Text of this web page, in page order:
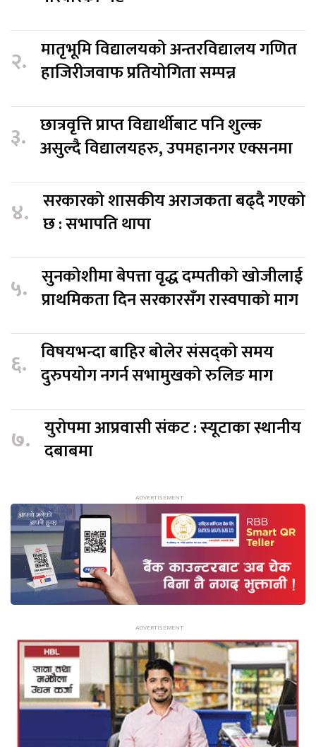
२. मातृभूमि विद्यालयको अन्तरविद्यालय गणित
हाजिरीजवाफ प्रतियोगिता सम्पन्न
३. छात्रवृत्ति प्राप्त विद्यार्थीबाट पनि शुल्क
असुल्दै विद्यालयहरु, उपमहानगर एक्सनमा
४. सरकारको शासकीय अराजकता बढ्दै गएको
छ : सभापति थापा
५. सुनकोशीमा बेपत्ता वृद्ध दम्पतीको खोजीलाई
प्राथमिकता दिन सरकारसँग रास्वपाको माग
६. विषयभन्दा बाहिर बोलेर संसद्को समय
दुरुपयोग नगर्न सभामुखको रुलिङ माग
७. युरोपमा आप्रवासी संकट : स्यूटाका स्थानीय
दबाबमा